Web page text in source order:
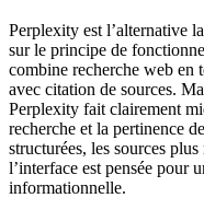
Perplexity est l’alternative
sur le principe de
combine recherche web en
avec citation de sources.
Perplexity fait clairement
recherche et la pertinence
structurées, les sources
l’interface est pensée pour
informationnelle.